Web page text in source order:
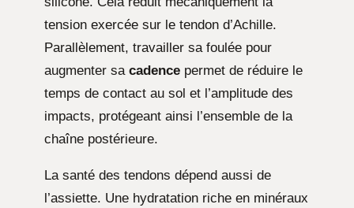
tension exercée sur le tendon d’Achille.
Parallèlement, travailler sa foulée pour
augmenter sa cadence permet de réduire le
temps de contact au sol et l’amplitude des
impacts, protégeant ainsi l’ensemble de la
chaîne postérieure.
La santé des tendons dépend aussi de
l’assiette. Une hydratation riche en minéraux